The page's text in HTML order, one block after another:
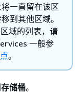
一直留在该区
到其他区域。
域的列表，请
一般参
。
储桶。